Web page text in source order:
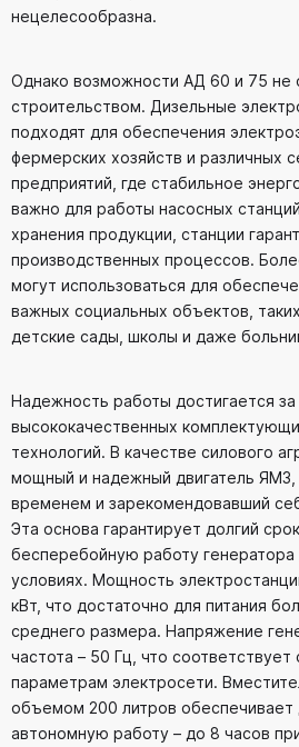
нецелесообразна.
Однако возможности АД 60 и 75 не
строительством. Дизельные
подходят для обеспечения
фермерских хозяйств и различных
предприятий, где стабильное
важно для работы насосных
хранения продукции, станции
производственных процессов.
могут использоваться для
важных социальных объектов, таких
детские сады, школы и даже
Надежность работы достигается за
высококачественных
технологий. В качестве силового
мощный и надежный двигатель
временем и зарекомендовавший
Эта основа гарантирует долгий
бесперебойную работу
условиях. Мощность
кВт, что достаточно для питания
среднего размера. Напряжение
частота – 50 Гц, что соответствует
параметрам электросети.
объемом 200 литров обеспечивает
автономную работу – до 8 часов